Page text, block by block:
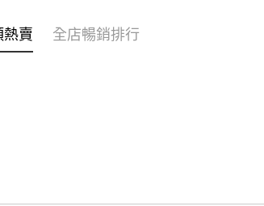
賣 全店暢銷排行